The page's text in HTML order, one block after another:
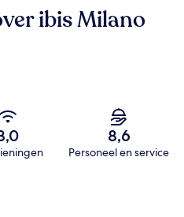
ibis Milano
8,6
Personeel en service